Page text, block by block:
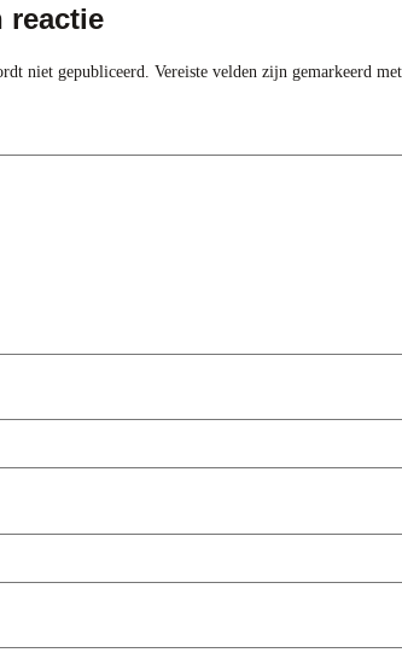
reactie
niet gepubliceerd. Vereiste velden zijn gemarkeerd met